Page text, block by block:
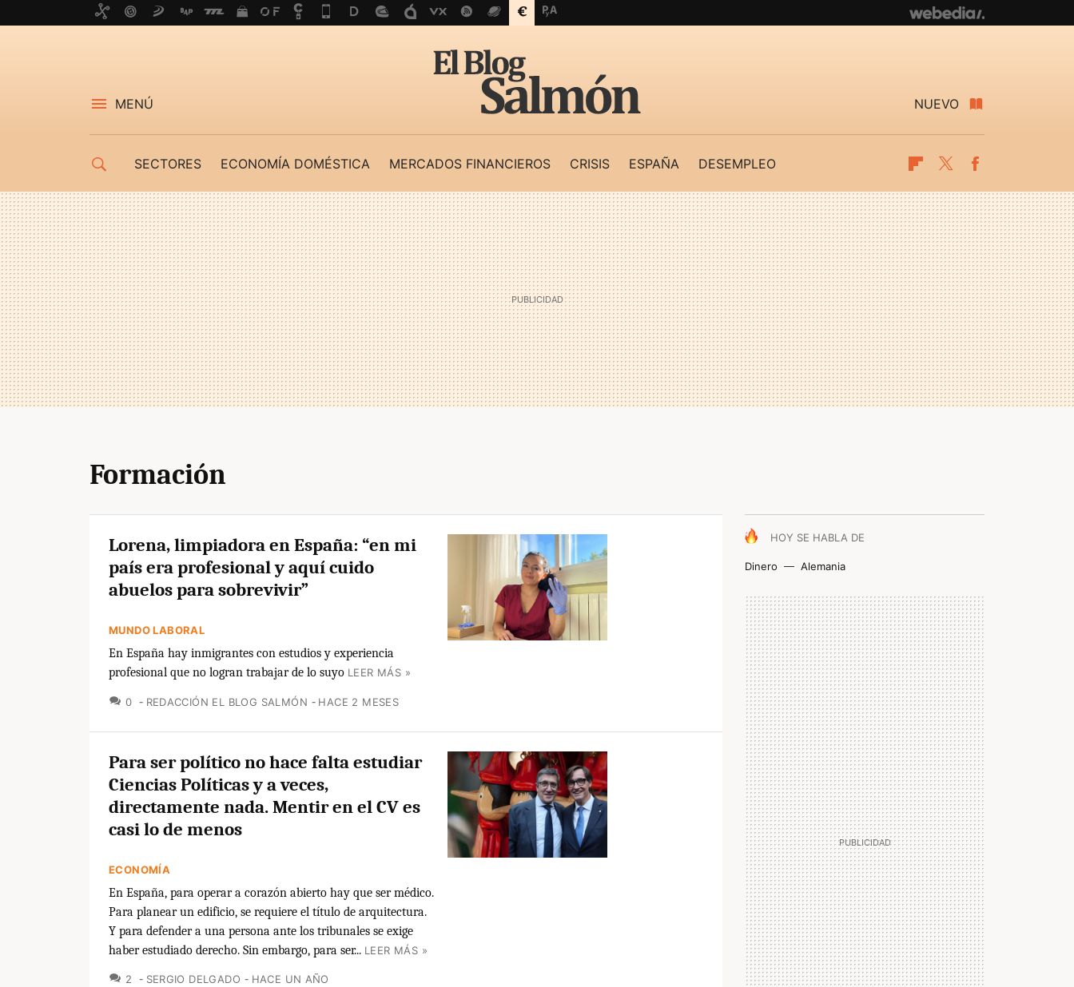
MENÚ NUEVO
SECTORES ECONOMÍA DOMÉSTICA MERCADOS FINANCIEROS CRISIS ESPAÑA DESEMPLEO Flipboard
Twitter
Formación
HOY SE HABLA DE
Dinero Alemania
Lorena, limpiadora en España: “en mi
país era profesional y aquí cuido
abuelos para sobrevivir”
MUNDO LABORAL
En España hay inmigrantes con estudios y experiencia
profesional que no logran trabajar de lo suyo LEER MÁS »
0 COMENTARIOS
REDACCIÓN EL BLOG SALMÓN HACE 2 MESES
Para ser político no hace falta estudiar
Ciencias Políticas y a veces,
directamente nada. Mentir en el CV es
casi lo de menos
ECONOMÍA
En España, para operar a corazón abierto hay que ser médico.
Para planear un edificio, se requiere el título de arquitectura.
Y para defender a una persona ante los tribunales se exige
haber estudiado derecho. Sin embargo, para ser... LEER MÁS »
2 COMENTARIOS
SERGIO DELGADO HACE UN AÑO